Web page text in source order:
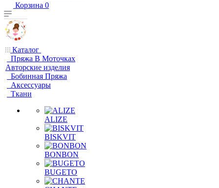
Корзина 0
Каталог
Пряжа В Моточках
Авторские изделия
Бобинная Пряжа
Аксессуары
Ткани
ALIZE
BISKVIT
BONBON
BUGETO